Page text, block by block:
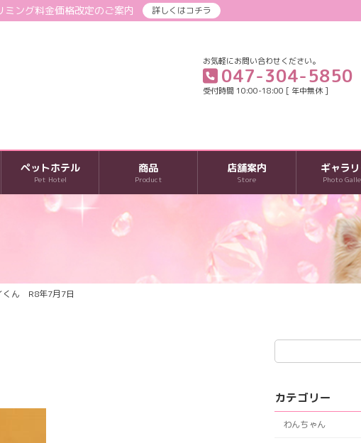
ミング料金価格改定のご案内
詳しくはコチラ
お気軽にお問い合わせください。
047-304-5850
受付時間 10:00-18:00 [ 年中無休 ]
ペットホテル
Pet Hotel
商品
Product
店舗案内
Store
ギャラ
Photo
くん R8年7月7日
カテゴリー
わんちゃん